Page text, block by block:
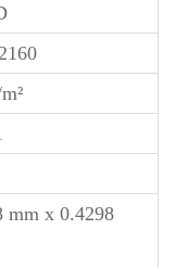
mm x 0.4298